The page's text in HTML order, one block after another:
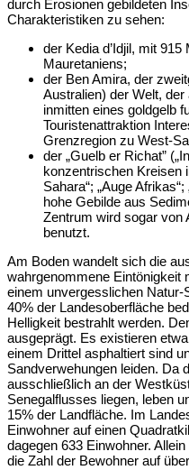
durch Erosionen gebildeten
Charakteristiken zu sehen:
der Kedia d’Idjil, mit
Mauretaniens;
der Ben Amira, der
Australien) der Welt,
inmitten eines goldgelb
Touristenattraktion
Grenzregion zu West-
der „Guelb er Richat”
konzentrischen Kreisen
Sahara“; „Auge
hohe Gebilde aus
Zentrum wird sogar von
benutzt.
Am Boden wandelt sich die
wahrgenommene Eintönigkeit
einem unvergesslichen
40% der Landesoberfläche
Helligkeit bestrahlt werden.
ausgeprägt. Es existieren
einem Drittel asphaltiert sind
Sandverwehungen leiden. Da
ausschließlich an der
Senegalflusses liegen, leben
15% der Landfläche. Im
Einwohner auf einen
dagegen 633 Einwohner.
die Zahl der Bewohner auf